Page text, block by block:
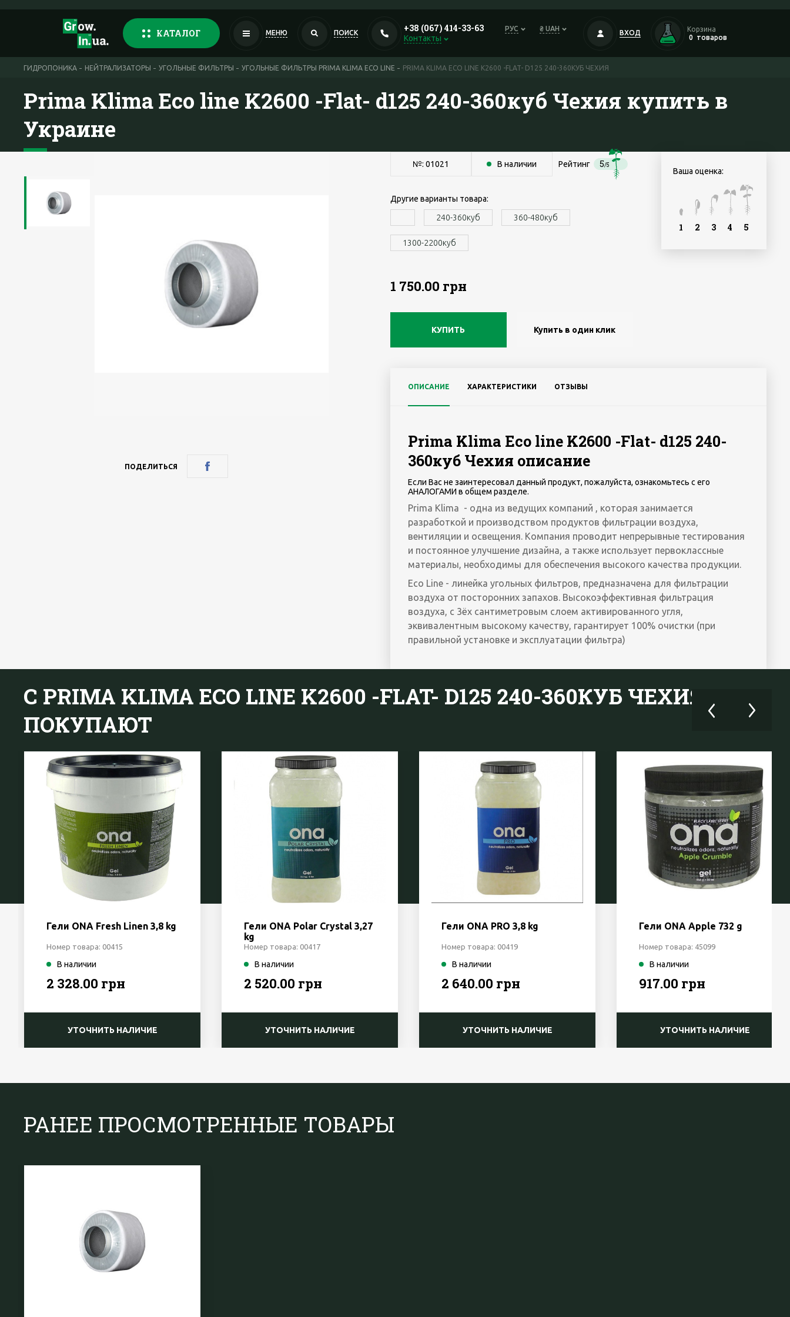
КАТАЛОГ МЕНЮ ПОИСК +38 (067) 414-33-63
Контакты
РУС ₴ UAH
ВХОД
Корзина
0 товаров
ГИДРОПОНИКА НЕЙТРАЛИЗАТОРЫ УГОЛЬНЫЕ ФИЛЬТРЫ УГОЛЬНЫЕ ФИЛЬТРЫ PRIMA KLIMA ECO LINE PRIMA KLIMA ECO LINE K2600 -FLAT- D125 240-360КУБ ЧЕХИЯ
Prima Klima Eco line K2600 -Flat- d125 240-360куб Чехия купить в
Украине
ПОДЕЛИТЬСЯ
№: 01021 В наличии Рейтинг 5/5
Другие варианты товара:
240-360куб
360-480куб
1300-2200куб
1 750.00 грн
КУПИТЬ Купить в один клик
Ваша оценка:
5
4
3
2
1
ОПИСАНИЕ ХАРАКТЕРИСТИКИ ОТЗЫВЫ
Prima Klima Eco line K2600 -Flat- d125 240-
360куб Чехия описание
Если Вас не заинтересовал данный продукт, пожалуйста, ознакомьтесь с его
АНАЛОГАМИ в общем разделе.
Prima Klima - одна из ведущих компаний , которая занимается
разработкой и производством продуктов фильтрации воздуха,
вентиляции и освещения. Компания проводит непрерывные тестирования
и постоянное улучшение дизайна, а также использует первоклассные
материалы, необходимы для обеспечения высокого качества продукции.
Eco Line - линейка угольных фильтров, предназначена для фильтрации
воздуха от посторонних запахов. Высокоэффективная фильтрация
воздуха, с 3ёх сантиметровым слоем активированного угля,
эквивалентным высокому качеству, гарантирует 100% очистки (при
правильной установке и эксплуатации фильтра)
С PRIMA KLIMA ECO LINE K2600 -FLAT- D125 240-360КУБ ЧЕХИЯ
ПОКУПАЮТ
Гели ONA Fresh Linen 3,8 kg
Номер товара: 00415
В наличии
2 328.00 грн
УТОЧНИТЬ НАЛИЧИЕ
Гели ONA Polar Crystal 3,27
kg
Номер товара: 00417
В наличии
2 520.00 грн
УТОЧНИТЬ НАЛИЧИЕ
Гели ONA PRO 3,8 kg
Номер товара: 00419
В наличии
2 640.00 грн
УТОЧНИТЬ НАЛИЧИЕ
Гели ONA Apple 732 g
Номер товара: 45099
В наличии
917.00 грн
УТОЧНИТЬ НАЛИЧИЕ
РАНЕЕ ПРОСМОТРЕННЫЕ ТОВАРЫ